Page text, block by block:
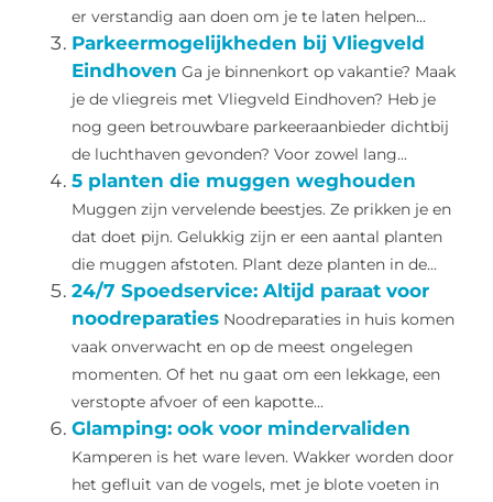
er verstandig aan doen om je te laten helpen...
Parkeermogelijkheden bij Vliegveld
Eindhoven Ga je binnenkort op vakantie? Maak
je de vliegreis met Vliegveld Eindhoven? Heb je
nog geen betrouwbare parkeeraanbieder dichtbij
de luchthaven gevonden? Voor zowel lang...
5 planten die muggen weghouden
Muggen zijn vervelende beestjes. Ze prikken je en
dat doet pijn. Gelukkig zijn er een aantal planten
die muggen afstoten. Plant deze planten in de...
24/7 Spoedservice: Altijd paraat voor
noodreparaties Noodreparaties in huis komen
vaak onverwacht en op de meest ongelegen
momenten. Of het nu gaat om een lekkage, een
verstopte afvoer of een kapotte...
Glamping: ook voor mindervaliden
Kamperen is het ware leven. Wakker worden door
het gefluit van de vogels, met je blote voeten in